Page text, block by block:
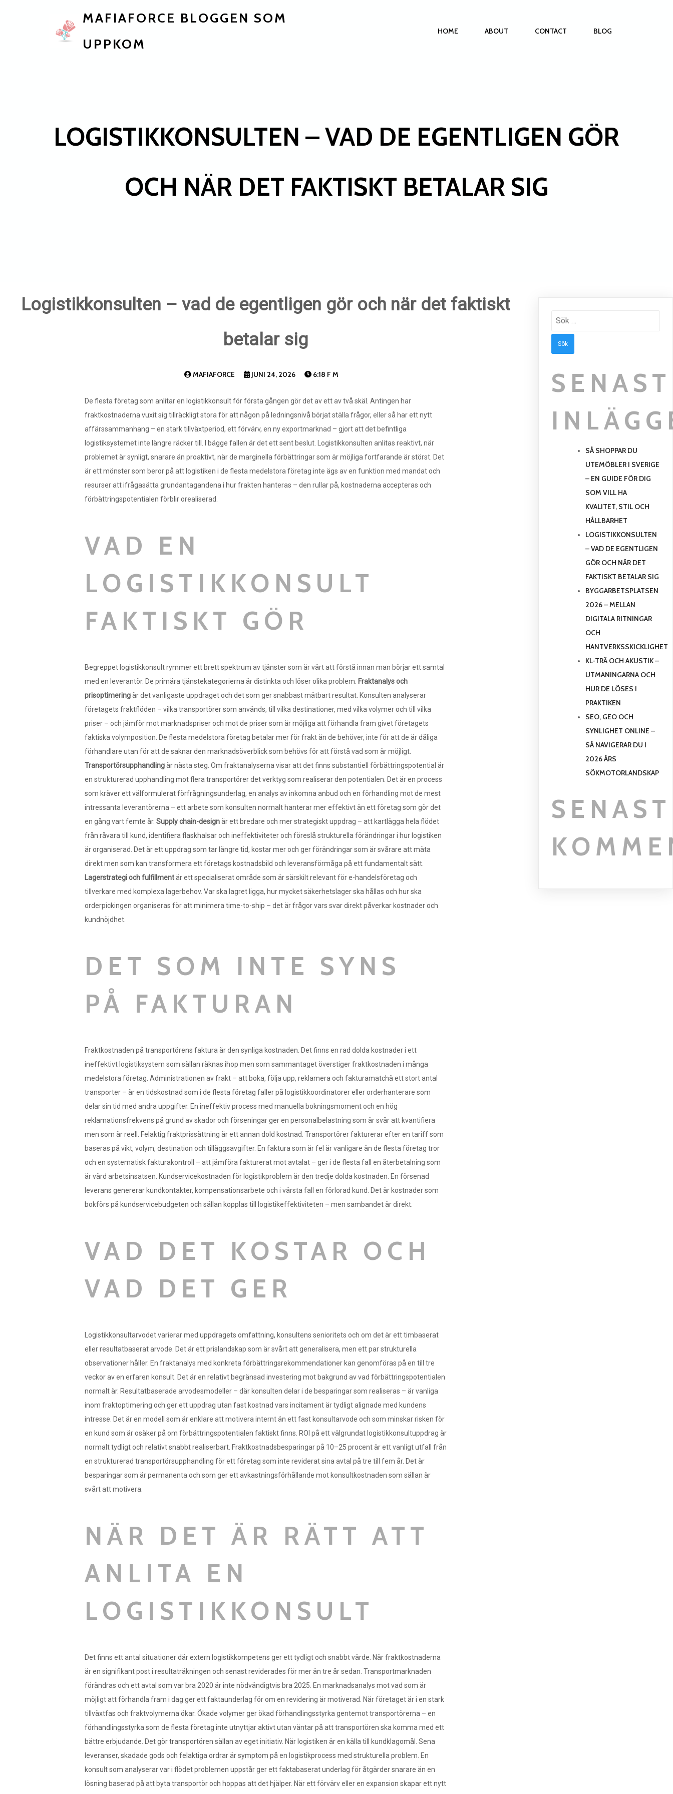
MAFIAFORCE BLOGGEN SOM
UPPKOM
HOME ABOUT CONTACT BLOG
LOGISTIKKONSULTEN – VAD DE EGENTLIGEN GÖR
OCH NÄR DET FAKTISKT BETALAR SIG
Logistikkonsulten – vad de egentligen gör och när det faktiskt
betalar sig
MAFIAFORCE JUNI 24, 2026 6:18 F M
De flesta företag som anlitar en logistikkonsult för första gången gör det av ett av två skäl. Antingen har
fraktkostnaderna vuxit sig tillräckligt stora för att någon på ledningsnivå börjat ställa frågor, eller så har ett nytt
affärssammanhang – en stark tillväxtperiod, ett förvärv, en ny exportmarknad – gjort att det befintliga
logistiksystemet inte längre räcker till. I bägge fallen är det ett sent beslut. Logistikkonsulten anlitas reaktivt, när
problemet är synligt, snarare än proaktivt, när de marginella förbättringar som är möjliga fortfarande är störst. Det
är ett mönster som beror på att logistiken i de flesta medelstora företag inte ägs av en funktion med mandat och
resurser att ifrågasätta grundantagandena i hur frakten hanteras – den rullar på, kostnaderna accepteras och
förbättringspotentialen förblir orealiserad.
VAD EN
LOGISTIKKONSULT
FAKTISKT GÖR
Begreppet logistikkonsult rymmer ett brett spektrum av tjänster som är värt att förstå innan man börjar ett samtal
med en leverantör. De primära tjänstekategorierna är distinkta och löser olika problem. Fraktanalys och
prisoptimeringär det vanligaste uppdraget och det som ger snabbast mätbart resultat. Konsulten analyserar
företagets fraktflöden – vilka transportörer som används, till vilka destinationer, med vilka volymer och till vilka
priser – och jämför mot marknadspriser och mot de priser som är möjliga att förhandla fram givet företagets
faktiska volymposition. De flesta medelstora företag betalar mer för frakt än de behöver, inte för att de är dåliga
förhandlare utan för att de saknar den marknadsöverblick som behövs för att förstå vad som är möjligt.
Transportörsupphandlingär nästa steg. Om fraktanalyserna visar att det finns substantiell förbättringspotential är
en strukturerad upphandling mot flera transportörer det verktyg som realiserar den potentialen. Det är en process
som kräver ett välformulerat förfrågningsunderlag, en analys av inkomna anbud och en förhandling mot de mest
intressanta leverantörerna – ett arbete som konsulten normalt hanterar mer effektivt än ett företag som gör det
en gång vart femte år.Supply chain-designär ett bredare och mer strategiskt uppdrag – att kartlägga hela flödet
från råvara till kund, identifiera flaskhalsar och ineffektiviteter och föreslå strukturella förändringar i hur logistiken
är organiserad. Det är ett uppdrag som tar längre tid, kostar mer och ger förändringar som är svårare att mäta
direkt men som kan transformera ett företags kostnadsbild och leveransförmåga på ett fundamentalt sätt.
Lagerstrategi och fulfillmentär ett specialiserat område som är särskilt relevant för e-handelsföretag och
tillverkare med komplexa lagerbehov. Var ska lagret ligga, hur mycket säkerhetslager ska hållas och hur ska
orderpickingen organiseras för att minimera time-to-ship – det är frågor vars svar direkt påverkar kostnader och
kundnöjdhet.
DET SOM INTE SYNS
PÅ FAKTURAN
Fraktkostnaden på transportörens faktura är den synliga kostnaden. Det finns en rad dolda kostnader i ett
ineffektivt logistiksystem som sällan räknas ihop men som sammantaget överstiger fraktkostnaden i många
medelstora företag. Administrationen av frakt – att boka, följa upp, reklamera och fakturamatchä ett stort antal
transporter – är en tidskostnad som i de flesta företag faller på logistikkoordinatorer eller orderhanterare som
delar sin tid med andra uppgifter. En ineffektiv process med manuella bokningsmoment och en hög
reklamationsfrekvens på grund av skador och förseningar ger en personalbelastning som är svår att kvantifiera
men som är reell. Felaktig fraktprissättning är ett annan dold kostnad. Transportörer fakturerar efter en tariff som
baseras på vikt, volym, destination och tilläggsavgifter. En faktura som är fel är vanligare än de flesta företag tror
och en systematisk fakturakontroll – att jämföra fakturerat mot avtalat – ger i de flesta fall en återbetalning som
är värd arbetsinsatsen. Kundservicekostnaden för logistikproblem är den tredje dolda kostnaden. En försenad
leverans genererar kundkontakter, kompensationsarbete och i värsta fall en förlorad kund. Det är kostnader som
bokförs på kundservicebudgeten och sällan kopplas till logistikeffektiviteten – men sambandet är direkt.
VAD DET KOSTAR OCH
VAD DET GER
Logistikkonsultarvodet varierar med uppdragets omfattning, konsultens senioritets och om det är ett timbaserat
eller resultatbaserat arvode. Det är ett prislandskap som är svårt att generalisera, men ett par strukturella
observationer håller. En fraktanalys med konkreta förbättringsrekommendationer kan genomföras på en till tre
veckor av en erfaren konsult. Det är en relativt begränsad investering mot bakgrund av vad förbättringspotentialen
normalt är. Resultatbaserade arvodesmodeller – där konsulten delar i de besparingar som realiseras – är vanliga
inom fraktoptimering och ger ett uppdrag utan fast kostnad vars incitament är tydligt alignade med kundens
intresse. Det är en modell som är enklare att motivera internt än ett fast konsultarvode och som minskar risken för
en kund som är osäker på om förbättringspotentialen faktiskt finns. ROI på ett välgrundat logistikkonsultuppdrag är
normalt tydligt och relativt snabbt realiserbart. Fraktkostnadsbesparingar på 10–25 procent är ett vanligt utfall från
en strukturerad transportörsupphandling för ett företag som inte reviderat sina avtal på tre till fem år. Det är
besparingar som är permanenta och som ger ett avkastningsförhållande mot konsultkostnaden som sällan är
svårt att motivera.
NÄR DET ÄR RÄTT ATT
ANLITA EN
LOGISTIKKONSULT
Det finns ett antal situationer där extern logistikkompetens ger ett tydligt och snabbt värde. När fraktkostnaderna
är en signifikant post i resultaträkningen och senast reviderades för mer än tre år sedan. Transportmarknaden
förändras och ett avtal som var bra 2020 är inte nödvändigtvis bra 2025. En marknadsanalys mot vad som är
möjligt att förhandla fram i dag ger ett faktaunderlag för om en revidering är motiverad. När företaget är i en stark
tillväxtfas och fraktvolymerna ökar. Ökade volymer ger ökad förhandlingsstyrka gentemot transportörerna – en
förhandlingsstyrka som de flesta företag inte utnyttjar aktivt utan väntar på att transportören ska komma med ett
bättre erbjudande. Det gör transportören sällan av eget initiativ. När logistiken är en källa till kundklagomål. Sena
leveranser, skadade gods och felaktiga ordrar är symptom på en logistikprocess med strukturella problem. En
konsult som analyserar var i flödet problemen uppstår ger ett faktabaserat underlag för åtgärder snarare än en
lösning baserad på att byta transportör och hoppas att det hjälper. När ett förvärv eller en expansion skapar ett nytt
Sök
SÅ SHOPPAR DU
UTEMÖBLER I SVERIGE
– EN GUIDE FÖR DIG
SOM VILL HA
KVALITET, STIL OCH
HÅLLBARHET
LOGISTIKKONSULTEN
– VAD DE EGENTLIGEN
GÖR OCH NÄR DET
FAKTISKT BETALAR SIG
BYGGARBETSPLATSEN
2026 – MELLAN
DIGITALA RITNINGAR
OCH
HANTVERKSSKICKLIGHET
KL-TRÄ OCH AKUSTIK –
UTMANINGARNA OCH
HUR DE LÖSES I
PRAKTIKEN
SEO, GEO OCH
SYNLIGHET ONLINE –
SÅ NAVIGERAR DU I
2026 ÅRS
SÖKMOTORLANDSKAP